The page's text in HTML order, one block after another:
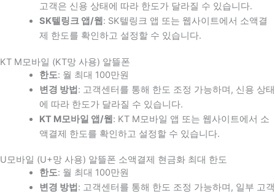
고객은 신용 상태에 따라 한도가 달라질 수 있습니다.
SK텔링크 앱/웹 : SK텔링크 앱 또는 웹사이트에서 소액결
제 한도를 확인하고 설정할 수 있습니다.
KT M모바일 (KT망 사용) 알뜰폰
한도: 월 최대 100만원
변경 방법 : 고객센터를 통해 한도 조정 가능하며, 신용 상태
에 따라 한도가 달라질 수 있습니다.
KT M모바일 앱/웹 : KT M모바일 앱 또는 웹사이트에서 소
액결제 한도를 확인하고 설정할 수 있습니다.
U모바일 (U+망 사용) 알뜰폰 소액결제 현금화 최대 한도
한도: 월 최대 100만원
변경 방법 : 고객센터를 통해 한도 조정 가능하며, 일부 고객